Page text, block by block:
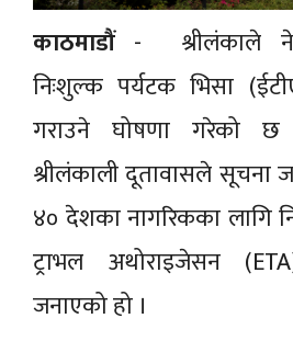
काठमाडौं - श्रीलंकाले
निःशुल्क पर्यटक भिसा
गराउने घोषणा गरेको छ
श्रीलंकाली दूतावासले सूचना
४० देशका नागरिकका लागि
ट्राभल अथोराइजेसन
जनाएको हो ।